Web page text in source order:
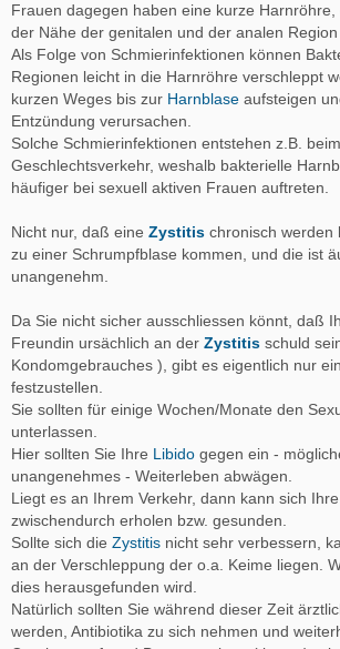
Frauen dagegen haben eine kurze Harnröhre,
der Nähe der genitalen und der analen Region
Als Folge von Schmierinfektionen können
Regionen leicht in die Harnröhre verschleppt
kurzen Weges bis zur Harnblase aufsteigen
Entzündung verursachen.
Solche Schmierinfektionen entstehen z.B. beim
Geschlechtsverkehr, weshalb bakterielle
häufiger bei sexuell aktiven Frauen auftreten.
Nicht nur, daß eine Zystitis chronisch werden
zu einer Schrumpfblase kommen, und die ist
unangenehm.
Da Sie nicht sicher ausschliessen könnt, daß
Freundin ursächlich an der Zystitis schuld
Kondomgebrauches ), gibt es eigentlich nur
festzustellen.
Sie sollten für einige Wochen/Monate den
unterlassen.
Hier sollten Sie Ihre Libido gegen ein -
unangenehmes - Weiterleben abwägen.
Liegt es an Ihrem Verkehr, dann kann sich
zwischendurch erholen bzw. gesunden.
Sollte sich die Zystitis nicht sehr verbessern,
an der Verschleppung der o.a. Keime liegen.
dies herausgefunden wird.
Natürlich sollten Sie während dieser Zeit
werden, Antibiotika zu sich nehmen und